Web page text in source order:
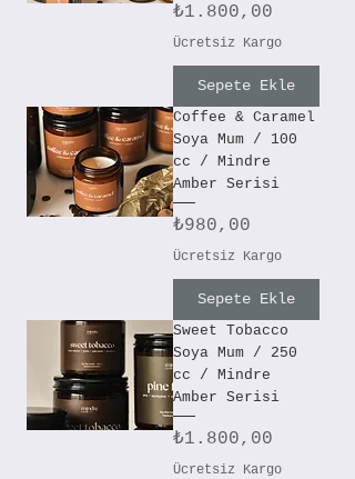
Fiyat
₺1.800,00
Ücretsiz Kargo
Sepete Ekle
Coffee & Caramel
Soya Mum / 100
cc / Mindre
Amber Serisi
Fiyat
₺980,00
Ücretsiz Kargo
Sepete Ekle
Sweet Tobacco
Soya Mum / 250
cc / Mindre
Amber Serisi
Fiyat
₺1.800,00
Ücretsiz Kargo